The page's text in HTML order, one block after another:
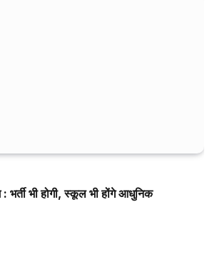
: भर्ती भी होगी, स्कूल भी होंगे आधुनिक